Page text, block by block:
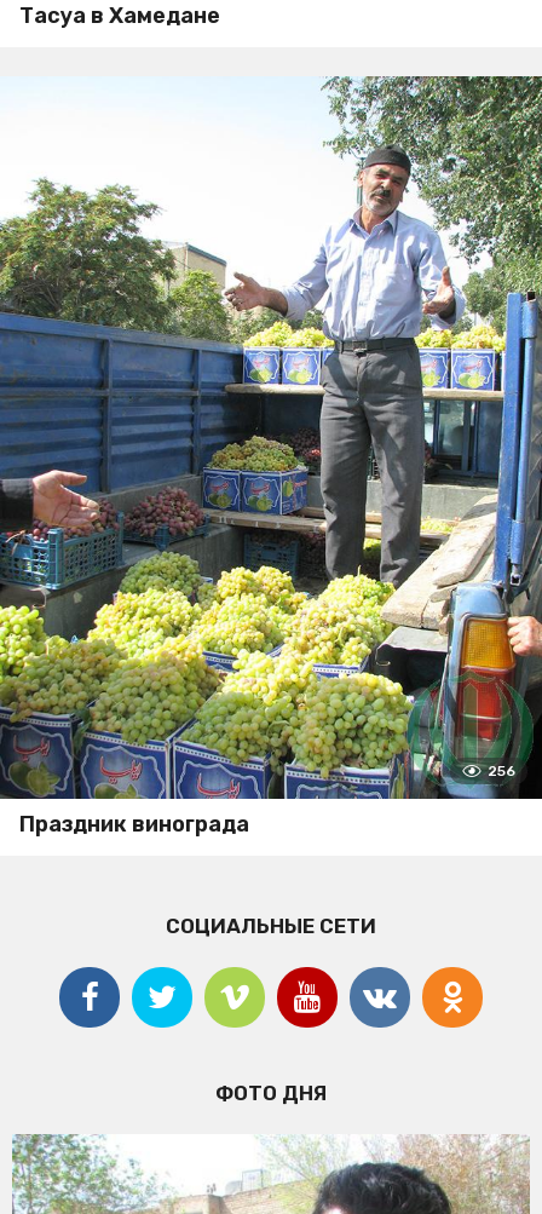
Тасуа в Хамедане
256
Праздник винограда
СОЦИАЛЬНЫЕ СЕТИ
ФОТО ДНЯ